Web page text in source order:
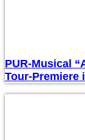
PUR-Musical
Tour-Premiere